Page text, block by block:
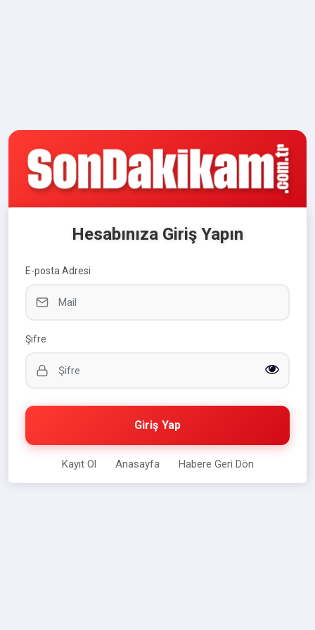
Hesabınıza Giriş Yapın
E-posta Adresi
Şifre
Giriş Yap
Kayıt Ol Anasayfa Habere Geri Dön